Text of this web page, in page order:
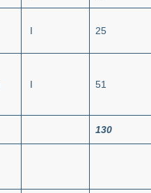
I 25
I 51
130